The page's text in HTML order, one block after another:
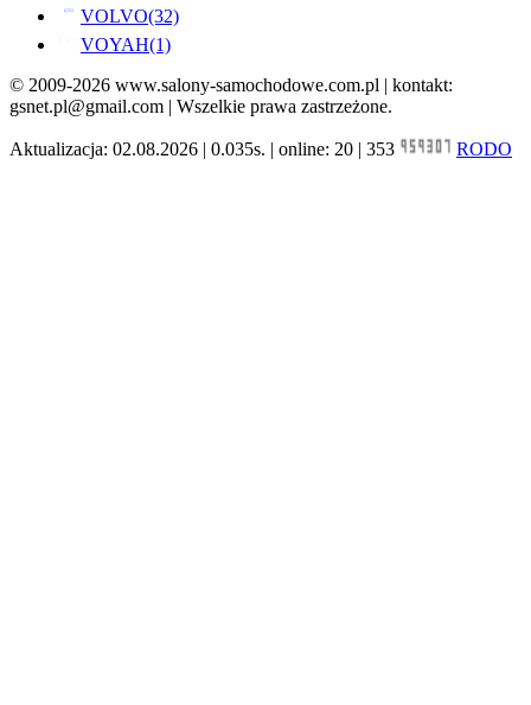
VOLVO(32)
VOYAH(1)
© 2009-2026 www.salony-samochodowe.com.pl | kontakt:
gsnet.pl@gmail.com | Wszelkie prawa zastrzeżone.
Aktualizacja: 02.08.2026 | 0.035s. | online: 20 | 353 RODO